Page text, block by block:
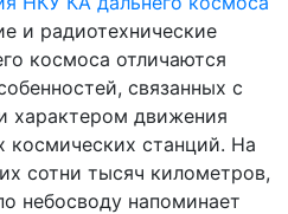
и радиотехнические
космоса отличаются
связанных с
характером движения
станций. На
сотни тысяч километров,
небосводу напоминает